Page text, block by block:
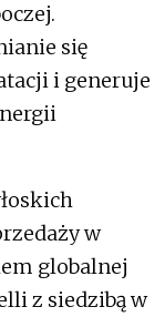
się
i generuje
w
globalnej
z siedzibą w